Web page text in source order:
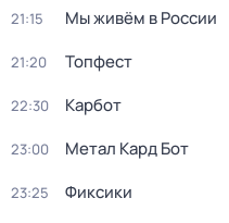
21:15 Мы живём в России
21:20 Топфест
22:30 Карбот
23:00 Метал Кард Бот
23:25 Фиксики